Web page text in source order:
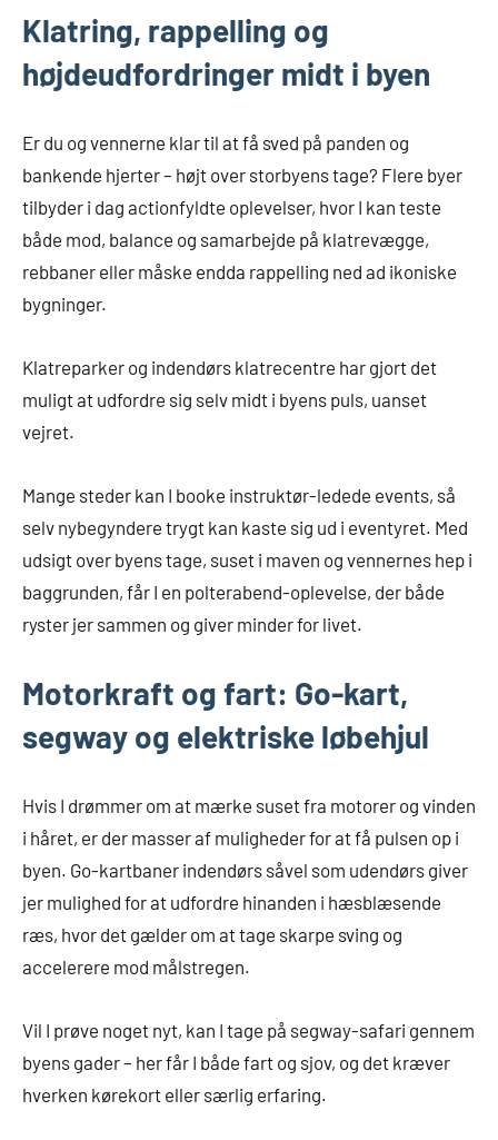
Klatring, rappelling og
højdeudfordringer midt i byen
Er du og vennerne klar til at få sved på panden og
bankende hjerter – højt over storbyens tage? Flere byer
tilbyder i dag actionfyldte oplevelser, hvor I kan teste
både mod, balance og samarbejde på klatrevægge,
rebbaner eller måske endda rappelling ned ad ikoniske
bygninger.
Klatreparker og indendørs klatrecentre har gjort det
muligt at udfordre sig selv midt i byens puls, uanset
vejret.
Mange steder kan I booke instruktør-ledede events, så
selv nybegyndere trygt kan kaste sig ud i eventyret. Med
udsigt over byens tage, suset i maven og vennernes hep i
baggrunden, får I en polterabend-oplevelse, der både
ryster jer sammen og giver minder for livet.
Motorkraft og fart: Go-kart,
segway og elektriske løbehjul
Hvis I drømmer om at mærke suset fra motorer og vinden
i håret, er der masser af muligheder for at få pulsen op i
byen. Go-kartbaner indendørs såvel som udendørs giver
jer mulighed for at udfordre hinanden i hæsblæsende
ræs, hvor det gælder om at tage skarpe sving og
accelerere mod målstregen.
Vil I prøve noget nyt, kan I tage på segway-safari gennem
byens gader – her får I både fart og sjov, og det kræver
hverken kørekort eller særlig erfaring.